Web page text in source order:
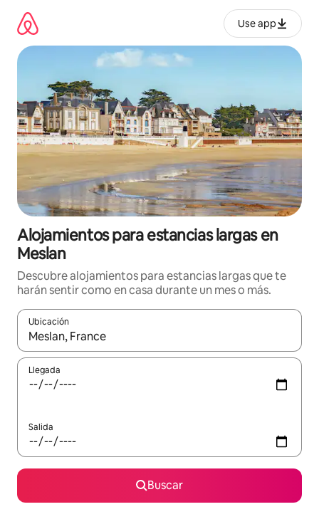
contenido
Use app
Alojamientos para estancias largas en
Meslan
Descubre alojamientos para estancias largas que te
harán sentir como en casa durante un mes o más.
Ubicación
Cuando los resultados estén disponibles, podrás navegar
Llegada
Salida
Buscar